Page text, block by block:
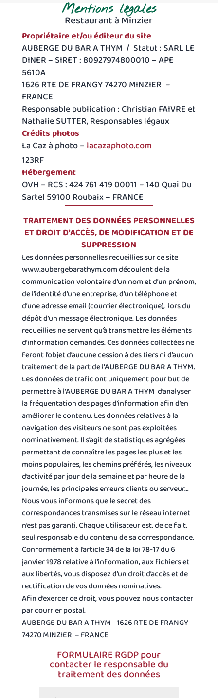
Mentions légales
Restaurant à Minzier
Propriétaire et/ou éditeur du site
AUBERGE DU BAR A THYM / Statut : SARL LE
DINER – SIRET : 80927974800010 – APE
5610A
1626 RTE DE FRANGY 74270 MINZIER –
FRANCE
Responsable publication : Christian FAIVRE et
Nathalie SUTTER, Responsables légaux
Crédits photos
La Caz à photo – lacazaphoto.com
123RF
Hébergement
OVH – RCS : 424 761 419 00011 – 140 Quai Du
Sartel 59100 Roubaix – FRANCE
TRAITEMENT DES DONNÉES PERSONNELLES
ET DROIT D’ACCÈS, DE MODIFICATION ET DE
SUPPRESSION
Les données personnelles recueillies sur ce site
www.aubergebarathym.com découlent de la
communication volontaire d’un nom et d’un prénom,
de l’identité d’une entreprise, d’un téléphone et
d’une adresse email (courrier électronique), lors du
dépôt d’un message électronique. Les données
recueillies ne servent qu’à transmettre les éléments
d’information demandés. Ces données collectées ne
feront l’objet d’aucune cession à des tiers ni d’aucun
traitement de la part de l'AUBERGE DU BAR A THYM.
Les données de trafic ont uniquement pour but de
permettre à l'AUBERGE DU BAR A THYM d’analyser
la fréquentation des pages d’information afin d’en
améliorer le contenu. Les données relatives à la
navigation des visiteurs ne sont pas exploitées
nominativement. Il s’agit de statistiques agrégées
permettant de connaître les pages les plus et les
moins populaires, les chemins préférés, les niveaux
d’activité par jour de la semaine et par heure de la
journée, les principales erreurs clients ou serveur…
Nous vous informons que le secret des
correspondances transmises sur le réseau internet
n’est pas garanti. Chaque utilisateur est, de ce fait,
seul responsable du contenu de sa correspondance.
Conformément à l’article 34 de la loi 78-17 du 6
janvier 1978 relative à l’information, aux fichiers et
aux libertés, vous disposez d’un droit d’accès et de
rectification de vos données nominatives.
Afin d’exercer ce droit, vous pouvez nous contacter
par courrier postal.
AUBERGE DU BAR A THYM - 1626 RTE DE FRANGY
74270 MINZIER – FRANCE
FORMULAIRE RGDP pour
contacter le responsable du
traitement des données